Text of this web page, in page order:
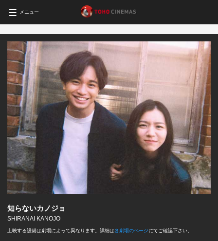
メニュー
知らないカノジョ
SHIRANAI KANOJO
上映する設備は劇場によって異なります。詳細は各劇場のページにてご確認下さい。